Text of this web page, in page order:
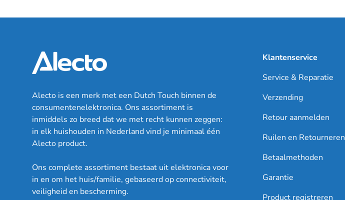
Alecto is een merk met een Dutch Touch binnen de
consumentenelektronica. Ons assortiment is
inmiddels zo breed dat we met recht kunnen zeggen:
in elk huishouden in Nederland vind je minimaal één
Alecto product.
Ons complete assortiment bestaat uit elektronica voor
in en om het huis/familie, gebaseerd op connectiviteit,
veiligheid en bescherming.
Klantenservice
Service & Reparatie
Verzending
Retour aanmelden
Ruilen en Retourneren
Betaalmethoden
Garantie
Product registreren